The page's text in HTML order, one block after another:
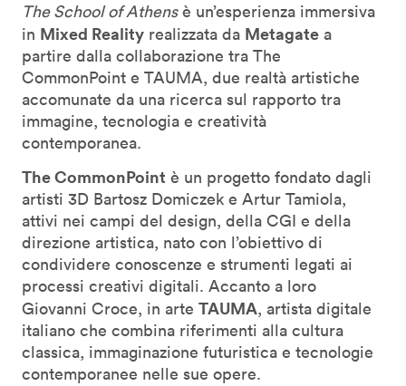
The School of Athensè un’esperienza immersiva
in Mixed Reality realizzata da Metagate a
partire dalla collaborazione tra The
CommonPoint e TAUMA, due realtà artistiche
accomunate da una ricerca sul rapporto tra
immagine, tecnologia e creatività
contemporanea.
The CommonPoint è un progetto fondato dagli
artisti 3D Bartosz Domiczek e Artur Tamiola,
attivi nei campi del design, della CGI e della
direzione artistica, nato con l’obiettivo di
condividere conoscenze e strumenti legati ai
processi creativi digitali. Accanto a loro
Giovanni Croce, in arte TAUMA, artista digitale
italiano che combina riferimenti alla cultura
classica, immaginazione futuristica e tecnologie
contemporanee nelle sue opere.